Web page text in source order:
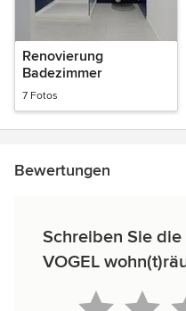
Renovierung
Badezimmer
7 Fotos
Bewertungen
Schreiben Sie
VOGEL